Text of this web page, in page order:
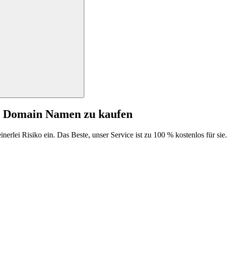
Namen zu kaufen
Risiko ein. Das Beste, unser Service ist zu 100 % kostenlos für sie.